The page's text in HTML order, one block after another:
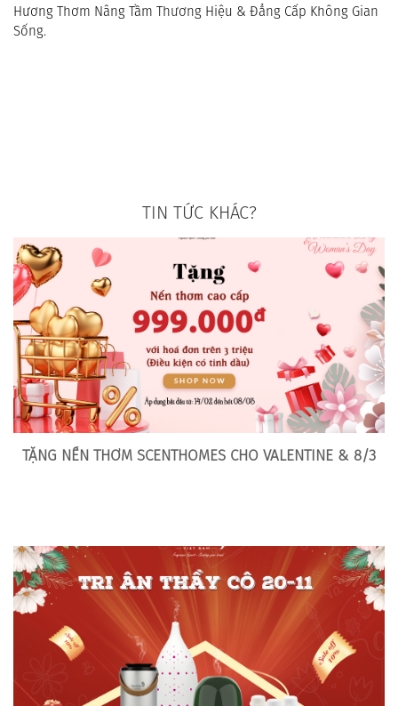
Hương Thơm Nâng Tầm Thương Hiệu & Đẳng Cấp Không Gian
Sống.
TIN TỨC KHÁC?
TẶNG NẾN THƠM SCENTHOMES CHO VALENTINE & 8/3